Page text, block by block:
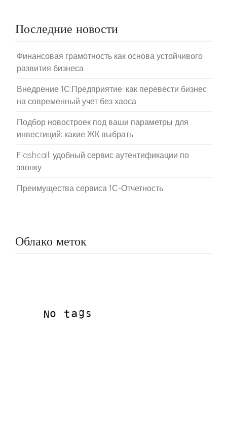
Последние новости
Финансовая грамотность как основа устойчивого
развития бизнеса
Внедрение 1С:Предприятие: как перевести бизнес
на современный учет без хаоса
Подбор новостроек под ваши параметры для
инвестиций: какие ЖК выбрать
Flashcall: удобный сервис аутентификации по
звонку
Преимущества сервиса 1С-Отчетность
Облако меток